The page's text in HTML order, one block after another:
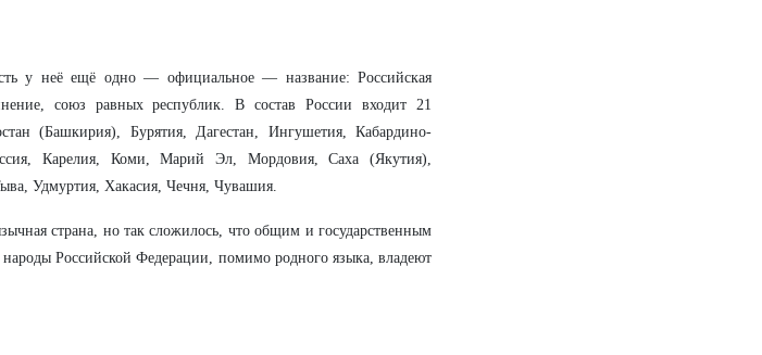
у неё ещё одно — официальное — название: Российская
союз равных республик. В состав России входит 21
(Башкирия), Бурятия, Дагестан, Ингушетия, Кабардино-
Карелия, Коми, Марий Эл, Мордовия, Саха (Якутия),
Удмуртия, Хакасия, Чечня, Чувашия.
страна, но так сложилось, что общим и государственным
Российской Федерации, помимо родного языка, владеют